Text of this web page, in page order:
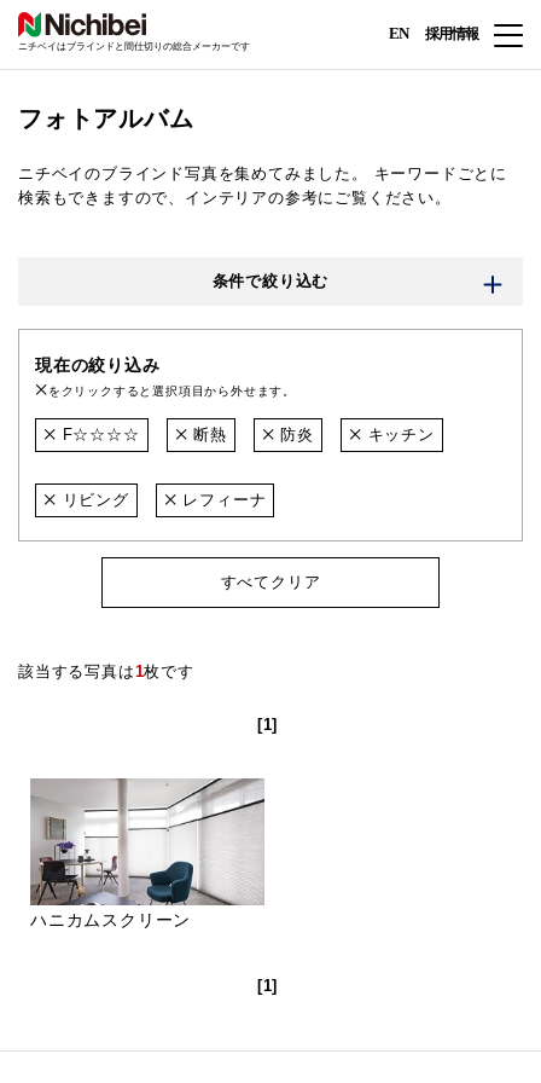
ニチベイはブラインドと間仕切りの総合メーカーです
EN 採用情報
フォトアルバム
ニチベイのブラインド写真を集めてみました。
キーワードごとに
検索もできますので、インテリアの参考にご覧ください。
条件で絞り込む
現在の絞り込み
をクリックすると選択項目から外せます。
F☆☆☆☆ 断熱 防炎 キッチン
リビング レフィーナ
すべてクリア
該当する写真は1枚です
[1]
ハニカムスクリーン
[1]